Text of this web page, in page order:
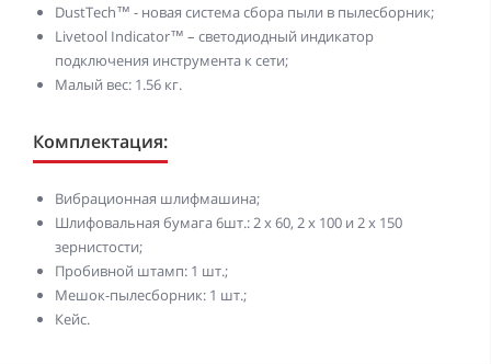
DustTech™ - новая система сбора пыли в пылесборник;
Livetool Indicator™ – светодиодный индикатор
подключения инструмента к сети;
Малый вес: 1.56 кг.
Комплектация:
Вибрационная шлифмашина;
Шлифовальная бумага 6шт.: 2 x 60, 2 x 100 и 2 x 150
зернистости;
Пробивной штамп: 1 шт.;
Мешок-пылесборник: 1 шт.;
Кейс.